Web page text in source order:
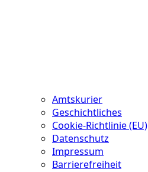
Amtskurier
Geschichtliches
Cookie-Richtlinie (EU)
Datenschutz
Impressum
Barrierefreiheit